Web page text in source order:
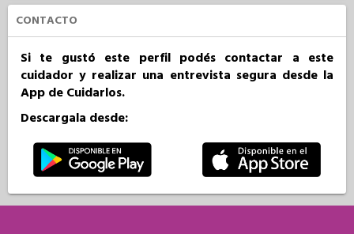
CONTACTO
Si te gustó este perfil podés contactar a este
cuidador y realizar una entrevista segura desde la
App de Cuidarlos.
Descargala desde: